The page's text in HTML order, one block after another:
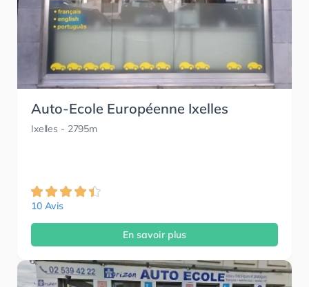
Auto-Ecole Européenne Ixelles
Ixelles - 2795m
10 Avis
En savoir plus